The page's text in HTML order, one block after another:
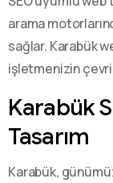
arama
sağlar. Karabük
işletmenizin
Karabük
Tasarım
Karabük,